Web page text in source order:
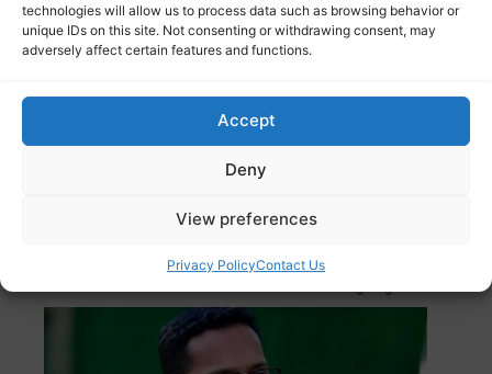
technologies will allow us to process data such as browsing behavior or
unique IDs on this site. Not consenting or withdrawing consent, may
adversely affect certain features and functions.
Accept
Deny
View preferences
Privacy PolicyContact Us
തൃശ്ശൂർ മേയർ എം.കെ. വർഗീസ് എൽ.ഡി.എഫുമായുള്ള
ബന്ധം ഉടമ്പടി പ്രകാരം അവസാനിച്ചെന്ന് അറിയിച്ചു.
കോൺഗ്രസ് സംസ്ഥാന
അസംബ്ലികളിലേക്ക് മത്സരിക്കരുത്; പി.